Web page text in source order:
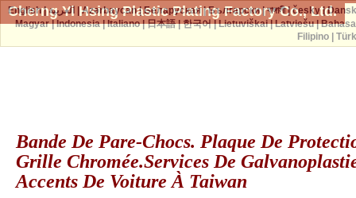
Cherng Yi Hsing Plastic Plating Factory Co., Ltd.
Bande De Pare-Chocs. Plaque De
Grille Chromée.Services De
Accents De Voiture À Taiwan
English|العربية |Azərbaycan|Беларуская|Български|বাঙ্গালী|česky|
Magyar|Indonesia|Italiano|日本語|한국어|Lietuviškai|Latviešu|
Filipino|